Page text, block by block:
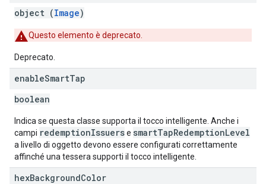
object (Image)
Questo elemento è deprecato.
Deprecato.
enableSmartTap
boolean
Indica se questa classe supporta il tocco intelligente. Anche i
campi redemptionIssuerse smartTapRedemptionLevel
a livello di oggetto devono essere configurati correttamente
affinché una tessera supporti il tocco intelligente.
hexBackgroundColor